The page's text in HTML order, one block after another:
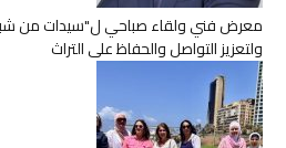
معرض فني ولقاء صباحي ل"سيدات من
ولتعزيز التواصل والحفاظ على التراث